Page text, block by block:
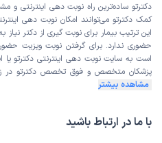
دکترتو ساده‌ترین راه نوبت‌ دهی اینترنتی و
کمک دکترتو می‌توانند امکان نوبت دهی
این ترتیب بیمار برای نوبت گیری از دکتر
حضوری ندارد. برای گرفتن نوبت ویزیت
است به سایت نوبت دهی اینترنتی دکترتو
پزشکان متخصص و فوق تخصص دکترتو
مشاهده بیشتر
با ما در ارتباط باشید